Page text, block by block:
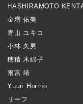
HASHIRAMOTO
金増 佑美
青山 ユキコ
小林 久男
穂積 木綿子
雨宮 靖
Yuuri Horino
リーフ